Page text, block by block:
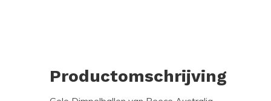
Productomschrijving